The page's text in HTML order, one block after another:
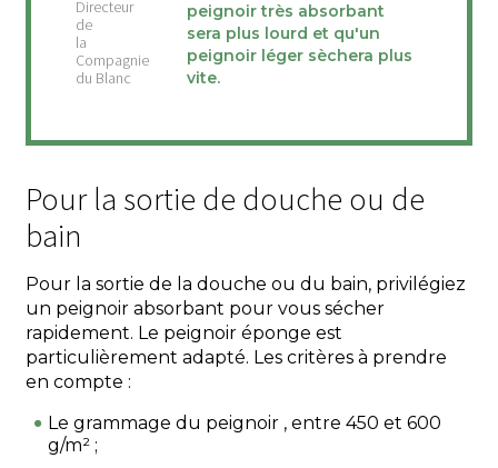
peignoir très absorbant
sera plus lourd et qu'un
peignoir léger sèchera plus
vite.
Pour la sortie de douche ou de
bain
Pour la sortie de la douche ou du bain, privilégiez
un peignoir absorbant pour vous sécher
rapidement. Le peignoir éponge est
particulièrement adapté. Les critères à prendre
en compte :
Le grammage du peignoir , entre 450 et 600
g/m² ;